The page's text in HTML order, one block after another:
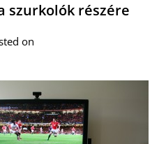
szurkolók részére
on